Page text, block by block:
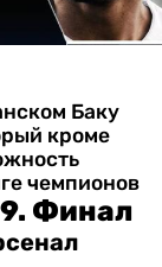
Баку
кроме
чемпионов
Финал